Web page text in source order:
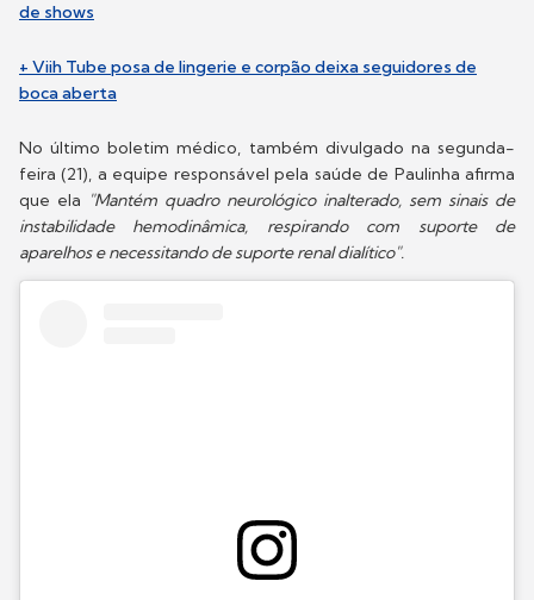
de shows
+ Viih Tube posa de lingerie e corpão deixa seguidores de
boca aberta
No último boletim médico, também divulgado na segunda-
feira (21), a equipe responsável pela saúde de Paulinha afirma
que ela "Mantém quadro neurológico inalterado, sem sinais de
instabilidade hemodinâmica, respirando com suporte de
aparelhos e necessitando de suporte renal dialítico".